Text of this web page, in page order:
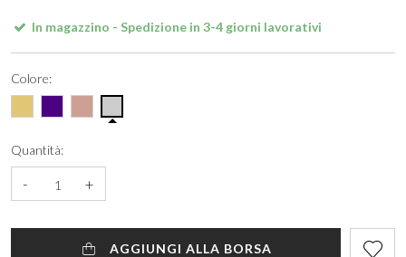
In magazzino - Spedizione in 3-4 giorni lavorativi
Colore:
Quantità:
- +
AGGIUNGI ALLA BORSA